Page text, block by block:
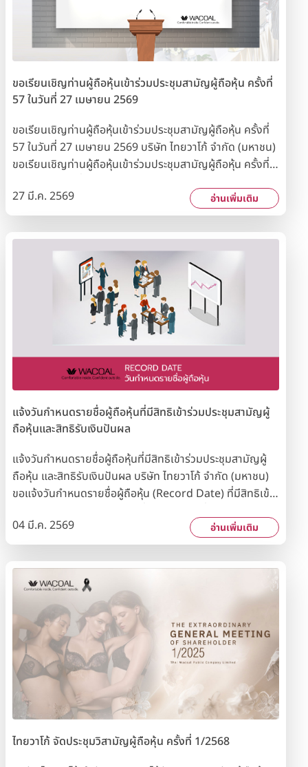
ขอเรียนเชิญท่านผู้ถือหุ้นเข้าร่วมประชุมสามัญผู้ถือหุ้น ครั้งที่
57 ในวันที่ 27 เมษายน 2569
ขอเรียนเชิญท่านผู้ถือหุ้นเข้าร่วมประชุมสามัญผู้ถือหุ้น ครั้งที่
57 ในวันที่ 27 เมษายน 2569 บริษัท ไทยวาโก้ จำกัด (มหาชน)
ขอเรียนเชิญท่านผู้ถือหุ้นเข้าร่วมประชุมสามัญผู้ถือหุ้น ครั้งที่
ห้องมหานที ชั้น 4 อาคารคิงบริดจ์ ทาวเวอร์ ถนนพระราม 3
ทั้งนี้วันกำหนดรายชื่อผู้ถือหุ้น Record Date) ที่มีสิทธิเข้าร่วม
ประชุมสามัญผู้ถือหุ้น คือวันพุธที่ 25 มีนาคม 2569
27 มี.ค. 2569 อ่านเพิ่มเติม
แจ้งวันกำหนดรายชื่อผู้ถือหุ้นที่มีสิทธิเข้าร่วมประชุมสามัญผู้
ถือหุ้นและสิทธิรับเงินปันผล
แจ้งวันกำหนดรายชื่อผู้ถือหุ้นที่มีสิทธิเข้าร่วมประชุมสามัญผู้
ถือหุ้น และสิทธิรับเงินปันผล บริษัท ไทยวาโก้ จำกัด (มหาชน)
ขอแจ้งวันกำหนดรายชื่อผู้ถือหุ้น (Record Date) ที่มีสิทธิเข้า
2569 นอกจากนี้ บริษัทฯ ขอแจ้งวันกำหนดรายชื่อผู้ถือหุ้น
(Record Date) ที่มีสิทธิรับเงินปันผลในวันศุกร์ที่ 8
พฤษภาคม 2569 โดยบริษัทฯ ได้กำหนดจ่ายเงินปันผลให้แก่ผู้
ถือหุ้นในวันอังคารที่ 26 พฤษภาคม 2569
04 มี.ค. 2569 อ่านเพิ่มเติม
ไทยวาโก้ จัดประชุมวิสามัญผู้ถือหุ้น ครั้งที่ 1/2568